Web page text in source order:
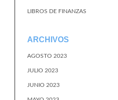
LIBROS DE FINANZAS
ARCHIVOS
AGOSTO 2023
JULIO 2023
JUNIO 2023